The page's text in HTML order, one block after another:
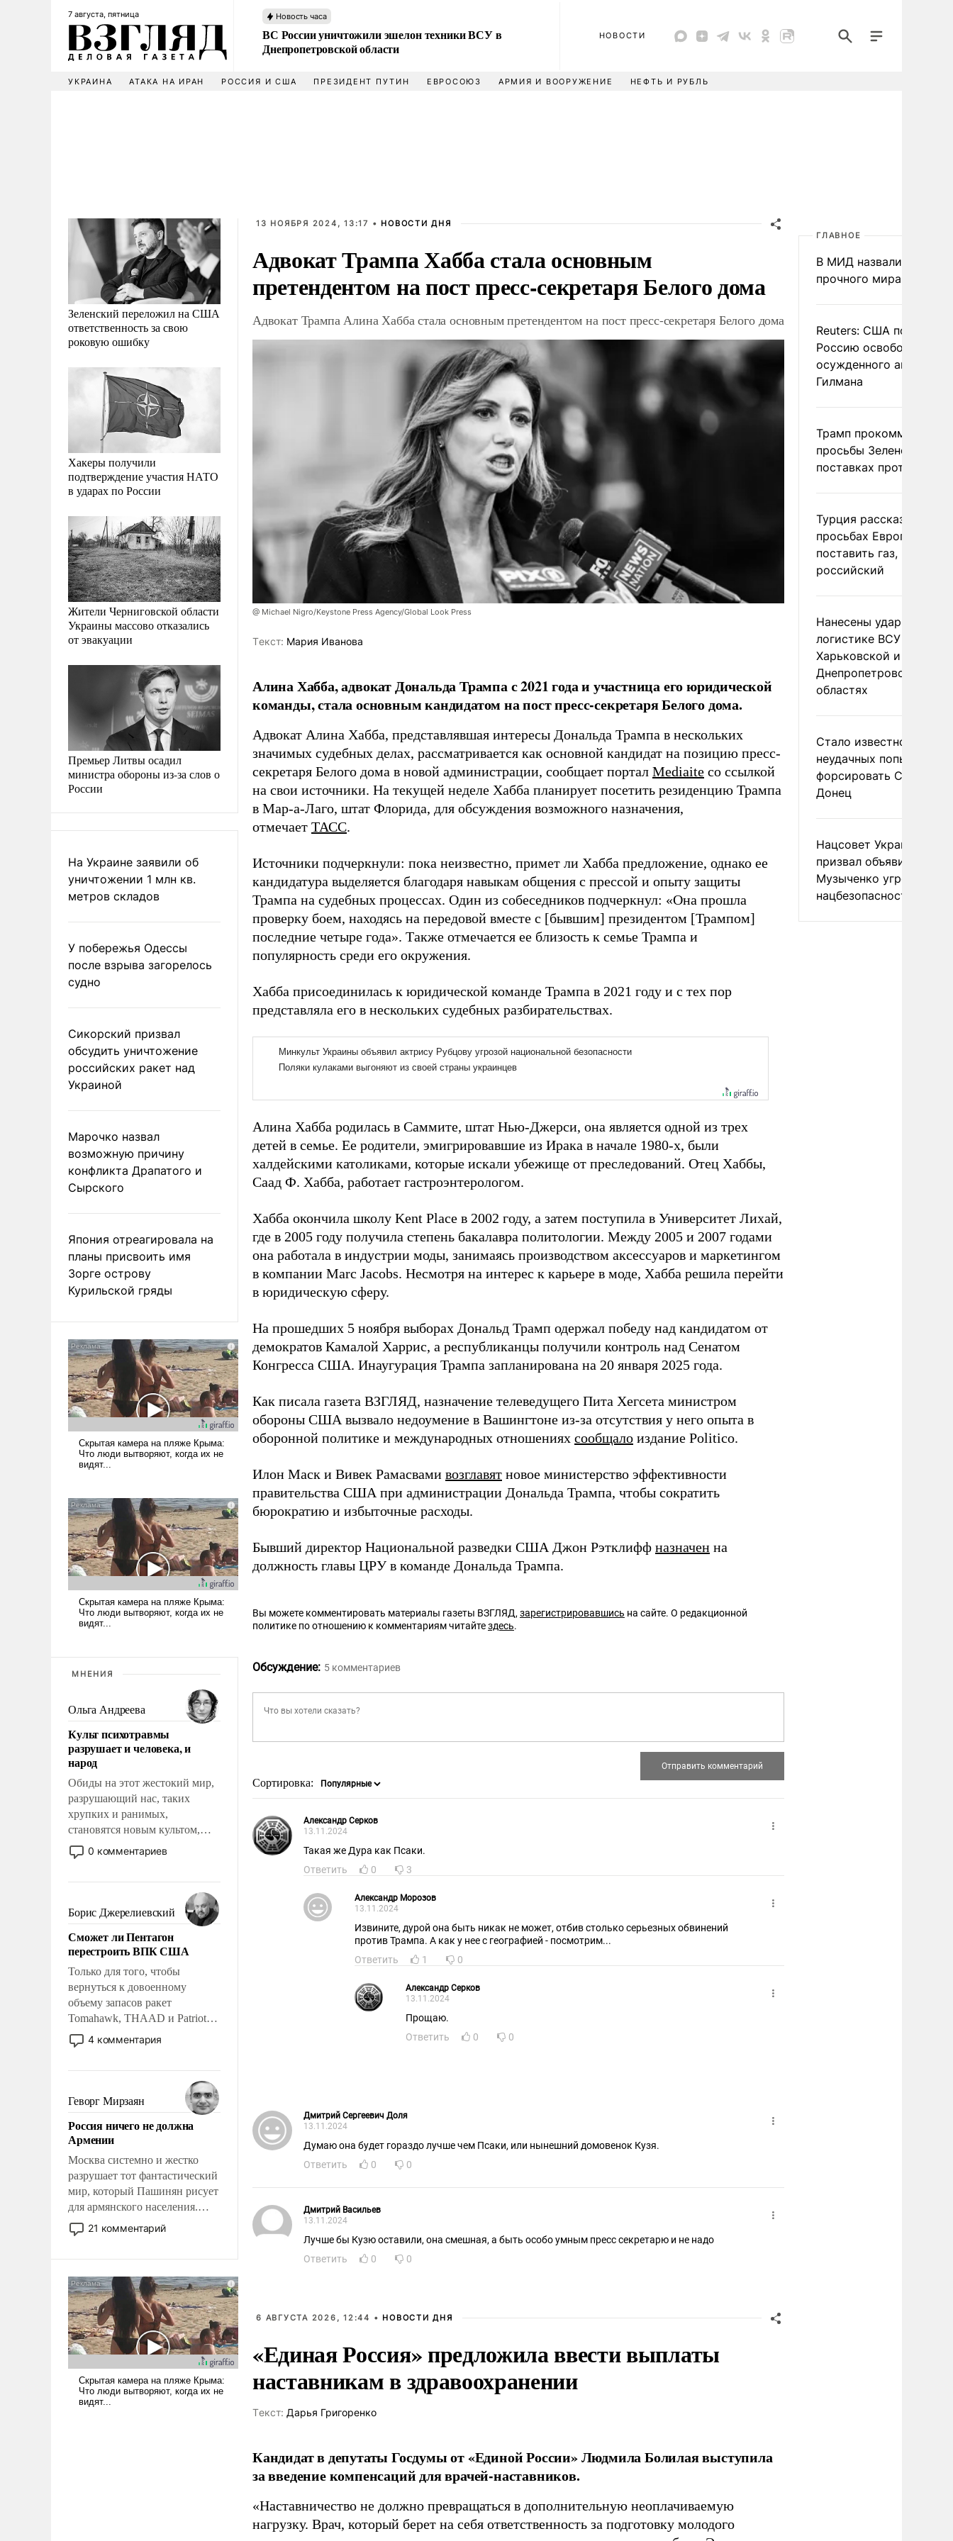
7 августа, пятница Новость часа
ВС России уничтожили эшелон техники ВСУ в
Днепропетровской области
НОВОСТИ
УКРАИНА АТАКА НА ИРАН РОССИЯ И США ПРЕЗИДЕНТ ПУТИН ЕВРОСОЮЗ АРМИЯ И ВООРУЖЕНИЕ НЕФТЬ И РУБЛЬ
Зеленский переложил на США
ответственность за свою
роковую ошибку
Хакеры получили
подтверждение участия НАТО
в ударах по России
Жители Черниговской области
Украины массово отказались
от эвакуации
Премьер Литвы осадил
министра обороны из-за слов о
России
На Украине заявили об
уничтожении 1 млн кв.
метров складов
У побережья Одессы
после взрыва загорелось
судно
Сикорский призвал
обсудить уничтожение
российских ракет над
Украиной
Марочко назвал
возможную причину
конфликта Драпатого и
Сырского
Япония отреагировала на
планы присвоить имя
Зорге острову
Курильской гряды
МНЕНИЯ
Ольга Андреева
Культ психотравмы
разрушает и человека, и
народ
Обиды на этот жестокий мир,
разрушающий нас, таких
хрупких и ранимых,
становятся новым культом,
постепенно вытесняя и
отменяя традиционное
мужественным и твердым под
ударами судьбы, брать на себя
ответственность, помогать
слабым, идти вперед и
адаптироваться.
0 комментариев
Борис Джерелиевский
Сможет ли Пентагон
перестроить ВПК США
Только для того, чтобы
вернуться к довоенному
объему запасов ракет
Tomahawk, THAAD и Patriot
США потребуется более трех
лет. Даже небольшая война с
Сложившаяся ситуация
означает многолетний период
уязвимости США, например,
перед Китаем.
4 комментария
Геворг Мирзаян
Россия ничего не должна
Армении
Москва системно и жестко
разрушает тот фантастический
мир, который Пашинян рисует
для армянского населения.
Мир, где политические
прожекты будут безусловно
налогоплательщиков и где
Еревану за свои поступки не
нужно отвечать.
21 комментарий
13 НОЯБРЯ 2024, 13:17 • НОВОСТИ ДНЯ
Адвокат Трампа Хабба стала основным
претендентом на пост пресс-секретаря Белого дома
Адвокат Трампа Алина Хабба стала основным претендентом на пост пресс-секретаря Белого дома
@ Michael Nigro/Keystone Press Agency/Global Look Press
Tекст: Мария Иванова
Алина Хабба, адвокат Дональда Трампа с 2021 года и участница его юридической
команды, стала основным кандидатом на пост пресс-секретаря Белого дома.
Адвокат Алина Хабба, представлявшая интересы Дональда Трампа в нескольких
значимых судебных делах, рассматривается как основной кандидат на позицию пресс-
секретаря Белого дома в новой администрации, сообщает портал Mediaite со ссылкой
на свои источники. На текущей неделе Хабба планирует посетить резиденцию Трампа
в Мар-а-Лаго, штат Флорида, для обсуждения возможного назначения,
отмечает ТАСС.
Источники подчеркнули: пока неизвестно, примет ли Хабба предложение, однако ее
кандидатура выделяется благодаря навыкам общения с прессой и опыту защиты
Трампа на судебных процессах. Один из собеседников подчеркнул: «Она прошла
проверку боем, находясь на передовой вместе с [бывшим] президентом [Трампом]
последние четыре года». Также отмечается ее близость к семье Трампа и
популярность среди его окружения.
Хабба присоединилась к юридической команде Трампа в 2021 году и с тех пор
представляла его в нескольких судебных разбирательствах.
Алина Хабба родилась в Саммите, штат Нью-Джерси, она является одной из трех
детей в семье. Ее родители, эмигрировавшие из Ирака в начале 1980-х, были
халдейскими католиками, которые искали убежище от преследований. Отец Хаббы,
Саад Ф. Хабба, работает гастроэнтерологом.
Хабба окончила школу Kent Place в 2002 году, а затем поступила в Университет Лихай,
где в 2005 году получила степень бакалавра политологии. Между 2005 и 2007 годами
она работала в индустрии моды, занимаясь производством аксессуаров и маркетингом
в компании Marc Jacobs. Несмотря на интерес к карьере в моде, Хабба решила перейти
в юридическую сферу.
На прошедших 5 ноября выборах Дональд Трамп одержал победу над кандидатом от
демократов Камалой Харрис, а республиканцы получили контроль над Сенатом
Конгресса США. Инаугурация Трампа запланирована на 20 января 2025 года.
Как писала газета ВЗГЛЯД, назначение телеведущего Пита Хегсета министром
обороны США вызвало недоумение в Вашингтоне из-за отсутствия у него опыта в
оборонной политике и международных отношениях сообщало издание Politico.
Илон Маск и Вивек Рамасвами возглавят новое министерство эффективности
правительства США при администрации Дональда Трампа, чтобы сократить
бюрократию и избыточные расходы.
Бывший директор Национальной разведки США Джон Рэтклифф назначен на
должность главы ЦРУ в команде Дональда Трампа.
Вы можете комментировать материалы газеты ВЗГЛЯД,зарегистрировавшись на сайте. О редакционной
политике по отношению к комментариям читайтездесь.
Обсуждение: 5 комментариев
Сортировка:
Александр Серков
13.11.2024
Такая же Дура как Псаки.
Ответить
0 3
Александр Морозов
13.11.2024
Извините, дурой она быть никак не может, отбив столько серьезных обвинений
против Трампа. А как у нее с географией - посмотрим...
Ответить
1 0
Александр Серков
13.11.2024
Прощаю.
Ответить
0 0
Дмитрий Сергеевич Доля
13.11.2024
Думаю она будет гораздо лучше чем Псаки, или нынешний домовенок Кузя.
Ответить
0 0
Дмитрий Васильев
13.11.2024
Лучше бы Кузю оставили, она смешная, а быть особо умным пресс секретарю и не надо
Ответить
0 0
6 АВГУСТА 2026, 12:44 • НОВОСТИ ДНЯ
«Единая Россия» предложила ввести выплаты
наставникам в здравоохранении
Tекст: Дарья Григоренко
Кандидат в депутаты Госдумы от «Единой России» Людмила Болилая выступила
за введение компенсаций для врачей-наставников.
«Наставничество не должно превращаться в дополнительную неоплачиваемую
нагрузку. Врач, который берет на себя ответственность за подготовку молодого
ГЛАВНОЕ
В МИД назвали условия
прочного мира на
Reuters: США
Россию освободить
осужденного
Гилмана
Трамп
просьбы Зеленского о
поставках
Турция рассказала о
просьбах Европы
поставить газ, но не
российский
Нанесены удары по
логистике ВСУ в
Харьковской и
Днепропетровской
областях
Стало известно о
неудачных попытках
форсировать
Донец
Нацсовет Украины по
призвал объявить
Музыченко угрозой
нацбезопасности